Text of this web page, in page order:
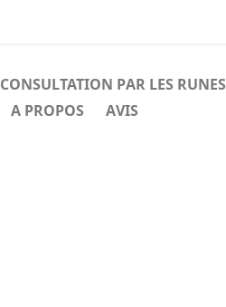
CONSULTATION PAR LES RUNES
A PROPOS AVIS